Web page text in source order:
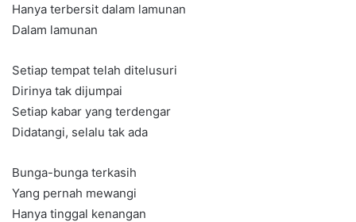
Hanya terbersit dalam lamunan
Dalam lamunan
Setiap tempat telah ditelusuri
Dirinya tak dijumpai
Setiap kabar yang terdengar
Didatangi, selalu tak ada
Bunga-bunga terkasih
Yang pernah mewangi
Hanya tinggal kenangan